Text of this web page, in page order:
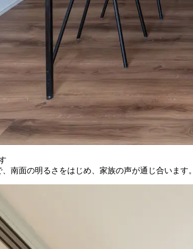
南面の明るさをはじめ、家族の声が通じ合います。